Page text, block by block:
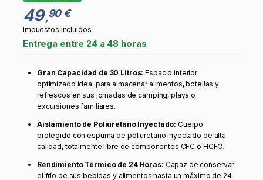
49,90 €
Impuestos incluidos
Entrega entre 24 a 48 horas
Gran Capacidad de 30 Litros: Espacio interior
optimizado ideal para almacenar alimentos, botellas y
refrescos en sus jornadas de camping, playa o
excursiones familiares.
Aislamiento de Poliuretano Inyectado: Cuerpo
protegido con espuma de poliuretano inyectado de alta
calidad, totalmente libre de componentes CFC o HCFC.
Rendimiento Térmico de 24 Horas: Capaz de conservar
el frío de sus bebidas y alimentos hasta un máximo de 24